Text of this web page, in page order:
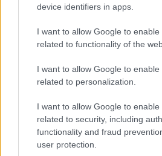
device identifiers in apps.
I want to allow Google to enable
related to functionality of the
I want to allow Google to enable
related to personalization.
I want to allow Google to enable
related to security, including
functionality and fraud
user protection.
Πολιτική | 26.02.2023 19:46
Το παρασκήνιο του
Στο «κόκκινο» η
προκήρυξη εκλογών
Διαβάστε ακόμη